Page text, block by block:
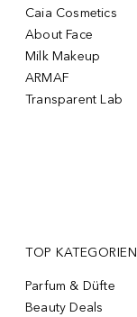
Caia Cosmetics
About Face
Milk Makeup
ARMAF
Transparent Lab
TOP KATEGORIEN
Parfum & Düfte
Beauty Deals